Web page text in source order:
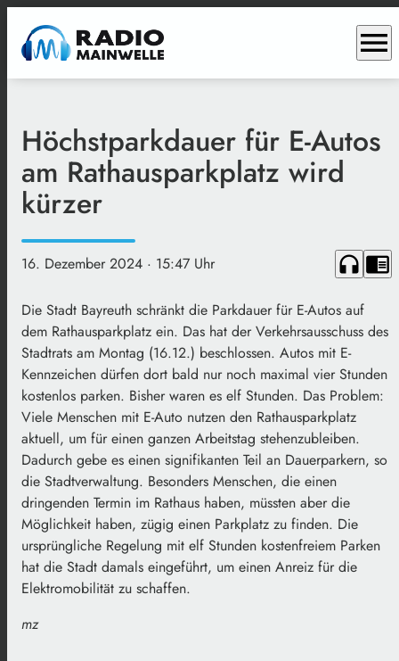
menu
Höchstparkdauer für E-Autos
am Rathausparkplatz wird
kürzer
16. Dezember 2024 · 15:47 Uhr headphones chrome_reader_mode
Die Stadt Bayreuth schränkt die Parkdauer für E-Autos auf
dem Rathausparkplatz ein. Das hat der Verkehrsausschuss des
Stadtrats am Montag (16.12.) beschlossen. Autos mit E-
Kennzeichen dürfen dort bald nur noch maximal vier Stunden
kostenlos parken. Bisher waren es elf Stunden. Das Problem:
Viele Menschen mit E-Auto nutzen den Rathausparkplatz
aktuell, um für einen ganzen Arbeitstag stehenzubleiben.
Dadurch gebe es einen signifikanten Teil an Dauerparkern, so
die Stadtverwaltung. Besonders Menschen, die einen
dringenden Termin im Rathaus haben, müssten aber die
Möglichkeit haben, zügig einen Parkplatz zu finden. Die
ursprüngliche Regelung mit elf Stunden kostenfreiem Parken
hat die Stadt damals eingeführt, um einen Anreiz für die
Elektromobilität zu schaffen.
mz